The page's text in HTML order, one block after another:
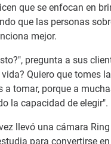
que se enfocan en
que las personas
mejor.
pregunta a sus
Quiero que tomes
a tomar, porque a
la capacidad de elegir".
llevó una cámara
para convertirse